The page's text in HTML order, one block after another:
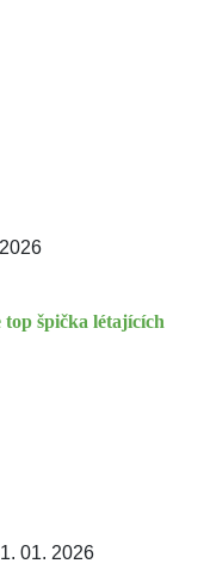
top špička létajících
01. 2026